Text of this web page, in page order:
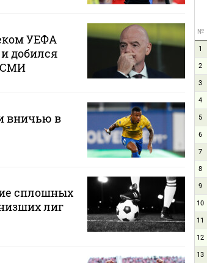
УЕФА
добился
СМИ
вничью в
сплошных
лиг
№
1
2
3
4
5
6
7
8
9
10
11
12
13